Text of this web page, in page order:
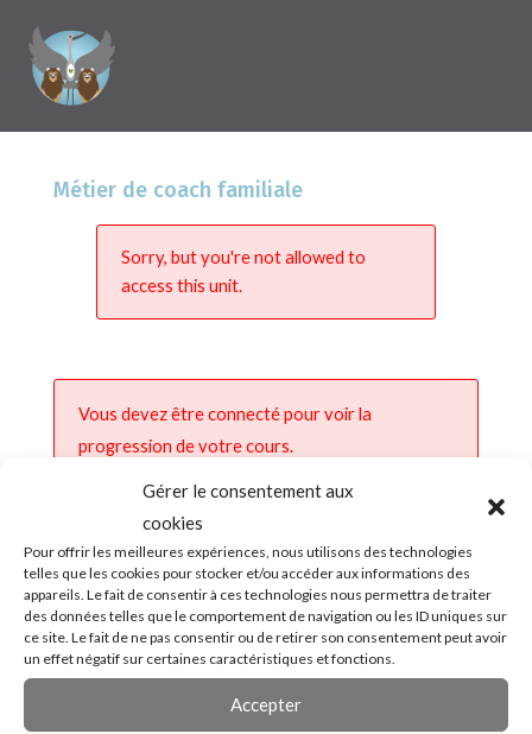
Gérer le consentement aux
cookies
Pour offrir les meilleures expériences, nous utilisons des technologies
telles que les cookies pour stocker et/ou accéder aux informations des
appareils. Le fait de consentir à ces technologies nous permettra de traiter
des données telles que le comportement de navigation ou les ID uniques sur
ce site. Le fait de ne pas consentir ou de retirer son consentement peut avoir
un effet négatif sur certaines caractéristiques et fonctions.
Accepter
Métier de coach familiale
Sorry, but you're not allowed to
access this unit.
Vous devez être connecté pour voir la
progression de votre cours.